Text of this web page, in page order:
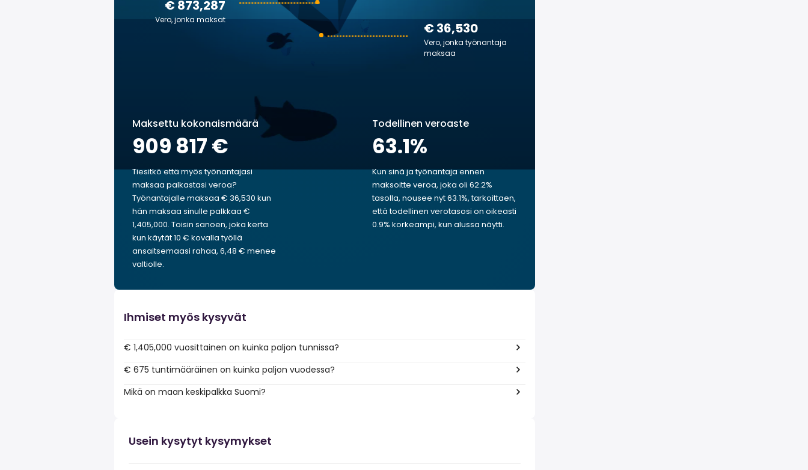
€ 36,530
Vero, jonka työnantaja
maksaa
€ 873,287
Vero, jonka maksat
Maksettu kokonaismäärä
909 817 €
Tiesitkö että myös työnantajasi
maksaa palkastasi veroa?
Työnantajalle maksaa € 36,530 kun
hän maksaa sinulle palkkaa €
1,405,000. Toisin sanoen, joka kerta
kun käytät 10 € kovalla työllä
ansaitsemaasi rahaa, 6,48 € menee
valtiolle.
Todellinen veroaste
63.1%
Kun sinä ja työnantaja ennen
maksoitte veroa, joka oli 62.2%
tasolla, nousee nyt 63.1%, tarkoittaen,
että todellinen verotasosi on oikeasti
0.9% korkeampi, kun alussa näytti.
Ihmiset myös kysyvät
€ 1,405,000 vuosittainen on kuinka paljon tunnissa?
€ 675 tuntimääräinen on kuinka paljon vuodessa?
Mikä on maan keskipalkka Suomi?
Usein kysytyt kysymykset